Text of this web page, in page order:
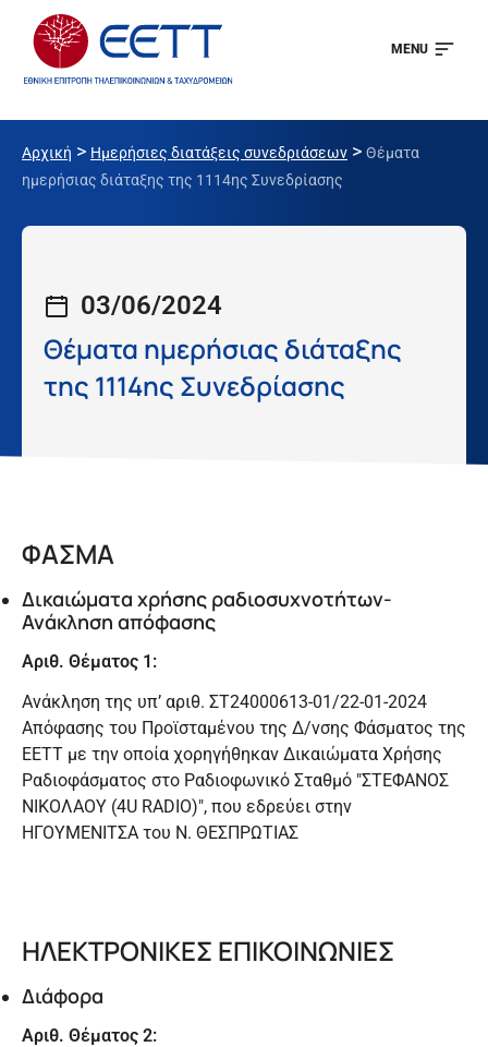
MENU
Αρχική > Ημερήσιες διατάξεις συνεδριάσεων > Θέματα
ημερήσιας διάταξης της 1114ης Συνεδρίασης
03/06/2024
Θέματα ημερήσιας διάταξης
της 1114ης Συνεδρίασης
ΦΑΣΜΑ
Δικαιώματα χρήσης ραδιοσυχνοτήτων-
Ανάκληση απόφασης
Αριθ. Θέματος 1:
Ανάκληση της υπ’ αριθ. ΣT24000613-01/22-01-2024
Απόφασης του Προϊσταμένου της Δ/νσης Φάσματος της
ΕΕΤΤ με την οποία χορηγήθηκαν Δικαιώματα Χρήσης
Ραδιοφάσματος στο Ραδιοφωνικό Σταθμό "ΣΤΕΦΑΝΟΣ
ΝΙΚΟΛΑΟΥ (4U RADIO)", που εδρεύει στην
ΗΓΟΥΜΕΝΙΤΣΑ του Ν. ΘΕΣΠΡΩΤΙΑΣ
ΗΛΕΚΤΡΟΝΙΚΕΣ ΕΠΙΚΟΙΝΩΝΙΕΣ
Διάφορα
Αριθ. Θέματος 2: